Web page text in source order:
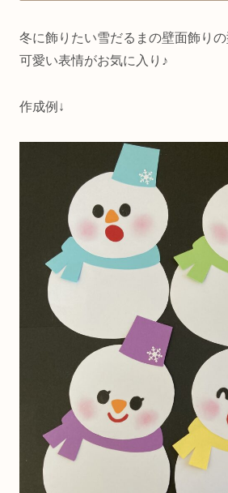
冬に飾りたい雪だるまの壁面飾りの
可愛い表情がお気に入り♪
作成例↓